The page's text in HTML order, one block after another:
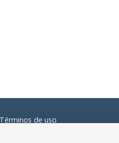
Términos de uso